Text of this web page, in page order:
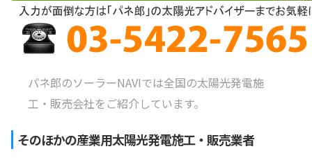
パネ郎のソーラーNAVIでは全国の太陽光発電施
工・販売会社をご紹介しています。
そのほかの産業用太陽光発電施工・販売業者